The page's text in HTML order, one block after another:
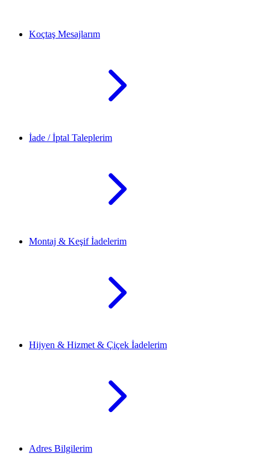
Koçtaş Mesajlarım
İade / İptal Taleplerim
Montaj & Keşif İadelerim
Hijyen & Hizmet & Çiçek İadelerim
Adres Bilgilerim